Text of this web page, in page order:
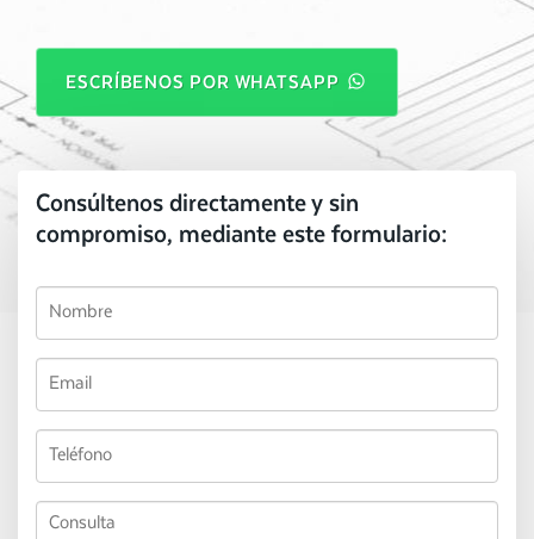
ESCRÍBENOS POR WHATSAPP
Consúltenos directamente y sin
compromiso, mediante este formulario: